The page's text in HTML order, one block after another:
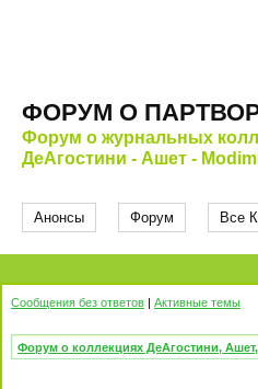
ФОРУМ О
Форум о журнальных
ДеАгостини - Ашет -
Анонсы Форум Все
Сообщения без ответов | Активные темы
Форум о коллекциях ДеАгостини,